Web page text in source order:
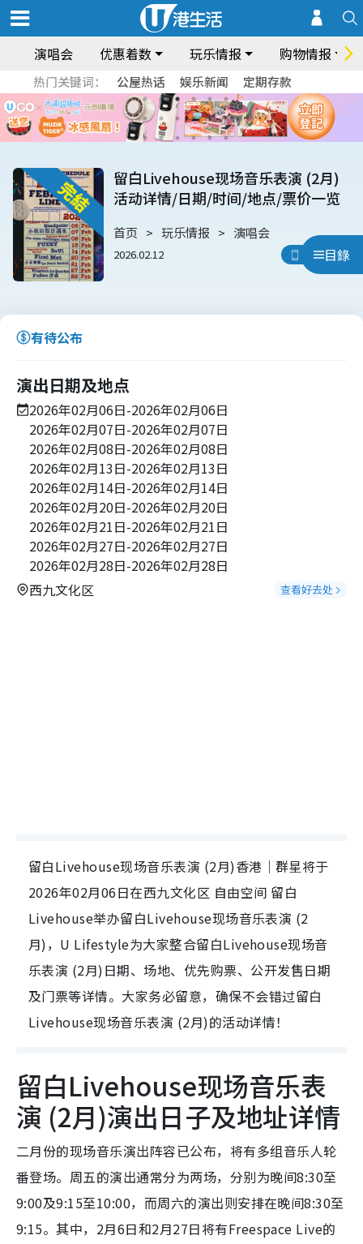
演唱会 优惠着数 玩乐情报 购物情报
热门关键词： 公屋热话 娱乐新闻 定期存款
目錄
留白Livehouse现场音乐表演 (2月)
活动详情/日期/时间/地点/票价一览
首页 玩乐情报 演唱会
2026.02.12 用App睇
有待公布
演出日期及地点
2026年02月06日-2026年02月06日
2026年02月07日-2026年02月07日
2026年02月08日-2026年02月08日
2026年02月13日-2026年02月13日
2026年02月14日-2026年02月14日
2026年02月20日-2026年02月20日
2026年02月21日-2026年02月21日
2026年02月27日-2026年02月27日
2026年02月28日-2026年02月28日
西九文化区
查看好去处
留白Livehouse现场音乐表演 (2月)香港｜群星将于
2026年02月06日在西九文化区 自由空间 留白
Livehouse举办留白Livehouse现场音乐表演 (2
月)，U Lifestyle为大家整合留白Livehouse现场音
乐表演 (2月)日期、场地、优先购票、公开发售日期
及门票等详情。大家务必留意，确保不会错过留白
Livehouse现场音乐表演 (2月)的活动详情！
留白Livehouse现场音乐表
演 (2月)演出日子及地址详情
二月份的现场音乐演出阵容已公布，将有多组音乐人轮
番登场。周五的演出通常分为两场，分别为晚间8:30至
9:00及9:15至10:00，而周六的演出则安排在晚间8:30至
9:15。其中，2月6日和2月27日将有Freespace Live的